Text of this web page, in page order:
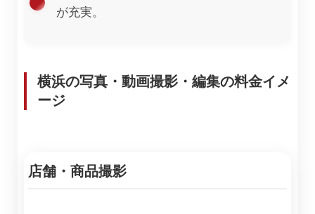
が充実。
横浜の写真・動画撮影・編集の料金イメ
ージ
店舗・商品撮影